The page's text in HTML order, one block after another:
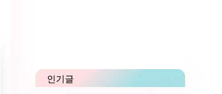
인기글